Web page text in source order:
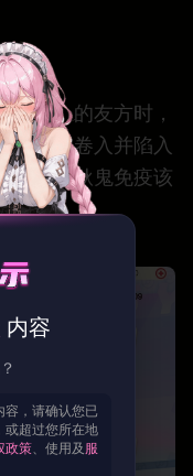
影藏】的友方时，
者将被卷入并陷入
伤害，耿鬼免疫该
内容
容，请确认您已
或超过您所在地
政策、使用及 服